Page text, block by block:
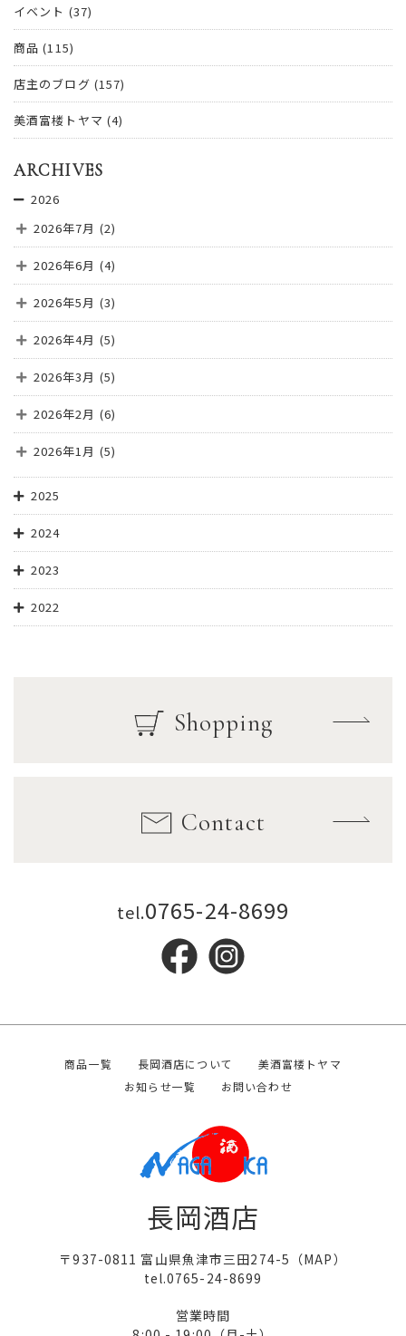
イベント (37)
商品 (115)
店主のブログ (157)
美酒富楼トヤマ (4)
ARCHIVES
2026
2026年7月 (2)
2026年6月 (4)
2026年5月 (3)
2026年4月 (5)
2026年3月 (5)
2026年2月 (6)
2026年1月 (5)
2025
2024
2023
2022
Shopping
Contact
tel.0765-24-8699
商品一覧 長岡酒店について
美酒富楼トヤマ
お知らせ一覧
お問い合わせ
長岡酒店
〒937-0811 富山県魚津市三田274-5（MAP）
tel.0765-24-8699
営業時間